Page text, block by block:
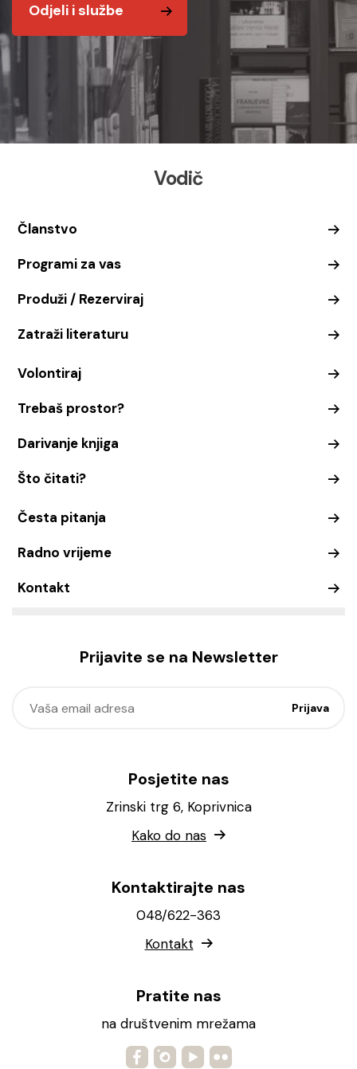
Odjeli i službe
Vodič
Članstvo
Programi za vas
Produži / Rezerviraj
Zatraži literaturu
Volontiraj
Trebaš prostor?
Darivanje knjiga
Što čitati?
Česta pitanja
Radno vrijeme
Kontakt
Prijavite se na Newsletter
Posjetite nas
Zrinski trg 6, Koprivnica
Kako do nas
Kontaktirajte nas
048/622-363
Kontakt
Pratite nas
na društvenim mrežama